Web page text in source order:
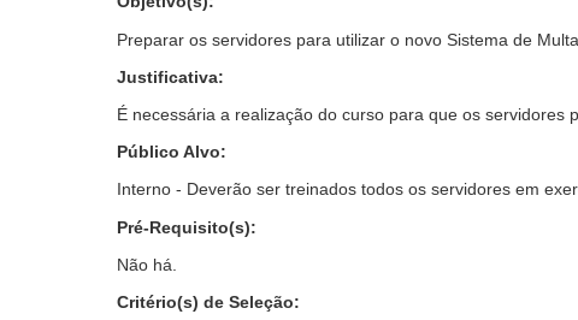
Preparar os servidores para utilizar o novo Sistema de
Justificativa:
É necessária a realização do curso para que os servidores
Público Alvo:
Interno - Deverão ser treinados todos os servidores em
Pré-Requisito(s):
Não há.
Critério(s) de Seleção: